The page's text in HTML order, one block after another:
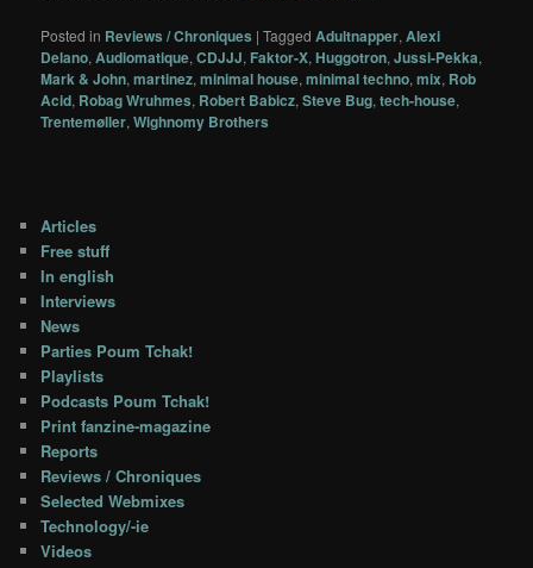
Posted in Reviews / Chroniques |Tagged Adultnapper,Alexi
Delano,Audiomatique,CDJJJ, Faktor-X,Huggotron,Jussi-Pekka,
Mark & John,martinez,minimal house,minimal techno,mix, Rob
Acid, Robag Wruhmes, Robert Babicz,Steve Bug,tech-house,
Trentemøller,Wighnomy Brothers
Articles
Free stuff
In english
Interviews
News
Parties Poum Tchak!
Playlists
Podcasts Poum Tchak!
Print fanzine-magazine
Reports
Reviews / Chroniques
Selected Webmixes
Technology/-ie
Videos